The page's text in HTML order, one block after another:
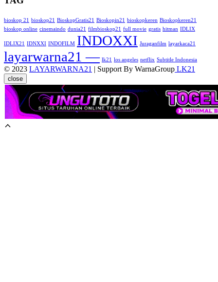
bioskop 21 bioskop21 BioskopGratis21 Bioskopin21 bioskopkeren Bioskopkeren21
bioskop online cinemaindo dunia21 filmbioskop21 full movie gratis hitman IDLIX
IDLIX21 IDNXXI INDOFILM INDOXXI Juraganfilm layarkaca21
layarwarna21 — lk21 los angeles netflix Subtitle Indonesia
© 2023 LAYARWARNA21 | Support By WarnaGroup LK21
close